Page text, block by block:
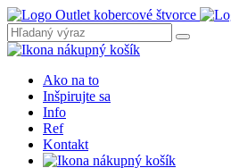
Ako na to
Inšpirujte sa
Info
Ref
Kontakt